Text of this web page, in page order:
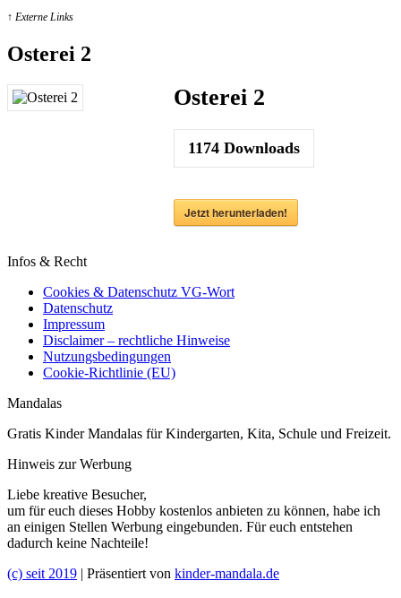
↑ Externe Links
Osterei 2
Osterei 2
1174Downloads
Jetzt herunterladen!
Infos & Recht
Cookies & Datenschutz VG-Wort
Datenschutz
Impressum
Disclaimer – rechtliche Hinweise
Nutzungsbedingungen
Cookie-Richtlinie (EU)
Mandalas
Gratis Kinder Mandalas für Kindergarten, Kita, Schule und Freizeit.
Hinweis zur Werbung
Liebe kreative Besucher,
um für euch dieses Hobby kostenlos anbieten zu können, habe ich
an einigen Stellen Werbung eingebunden. Für euch entstehen
dadurch keine Nachteile!
(c) seit 2019 | Präsentiert von kinder-mandala.de